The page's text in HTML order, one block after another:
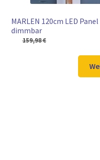
MARLEN 120cm LED
dimmbar
159,98€